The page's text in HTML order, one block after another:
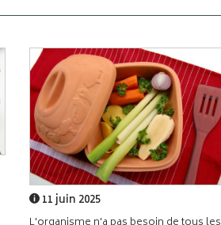
11 juin 2025